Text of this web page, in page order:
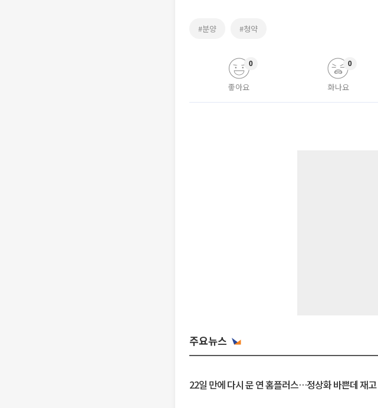
#분양 #청약
좋아요
0
화나요
0
주요뉴스
22일 만에 다시 문 연 홈플러스…정상화 바쁜데 재고